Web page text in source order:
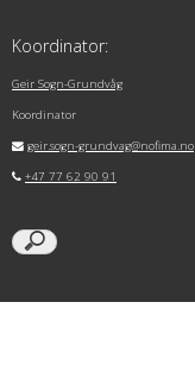
Koordinator:
Geir Sogn-Grundvåg
Koordinator
geir.sogn-grundvag@nofima.no
+47 77 62 90 91